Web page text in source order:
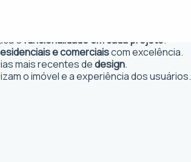
e funcionalidade em cada projeto.
e comerciaiscom excelência.
mais recentes dedesign.
o imóvel e a experiência dos usuários.